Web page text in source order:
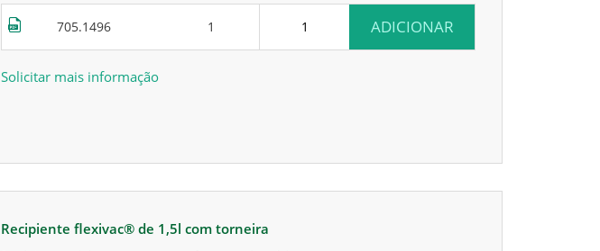
705.1496 1 ADICIONAR
Solicitar mais informação
recipiente flexivac® de 1,5l com torneira